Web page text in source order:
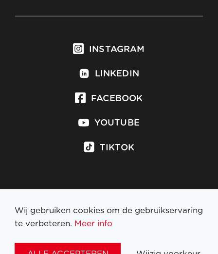
INSTAGRAM
LINKEDIN
FACEBOOK
YOUTUBE
TIKTOK
Inschrijven op nieuwsbrief
Wij gebruiken cookies om de gebruikservaring
te verbeteren. Meer info